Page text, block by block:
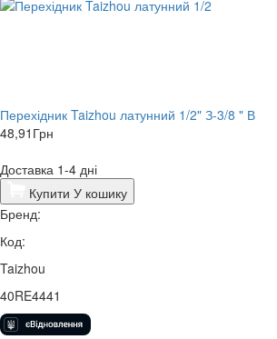
Перехідник Taizhou латунний 1/2" З-3/8 " В
48,91 Грн
Доставка 1-4 дні
Купити У кошику
Бренд:
Код:
Taizhou
40RE4441